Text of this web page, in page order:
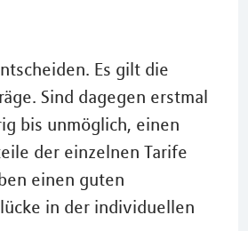
Es gilt die
Sind dagegen erstmal
bis unmöglich, einen
der einzelnen Tarife
einen guten
in der individuellen